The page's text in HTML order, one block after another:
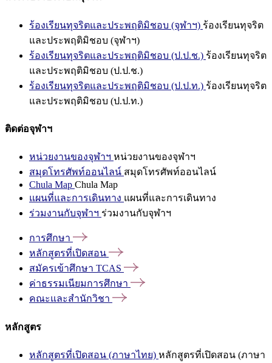
ร้องเรียนทุจริตและประพฤติมิชอบ (จุฬาฯ) ร้องเรียนทุจริต
และประพฤติมิชอบ (จุฬาฯ)
ร้องเรียนทุจริตและประพฤติมิชอบ (ป.ป.ช.) ร้องเรียนทุจริต
และประพฤติมิชอบ (ป.ป.ช.)
ร้องเรียนทุจริตและประพฤติมิชอบ (ป.ป.ท.) ร้องเรียนทุจริต
และประพฤติมิชอบ (ป.ป.ท.)
ติดต่อจุฬาฯ
หน่วยงานของจุฬาฯ หน่วยงานของจุฬาฯ
สมุดโทรศัพท์ออนไลน์ สมุดโทรศัพท์ออนไลน์
Chula Map Chula Map
แผนที่และการเดินทาง แผนที่และการเดินทาง
ร่วมงานกับจุฬาฯ ร่วมงานกับจุฬาฯ
การศึกษา
หลักสูตรที่เปิดสอน
สมัครเข้าศึกษา TCAS
ค่าธรรมเนียมการศึกษา
คณะและสำนักวิชา
หลักสูตร
หลักสูตรที่เปิดสอน (ภาษาไทย) หลักสูตรที่เปิดสอน (ภาษา